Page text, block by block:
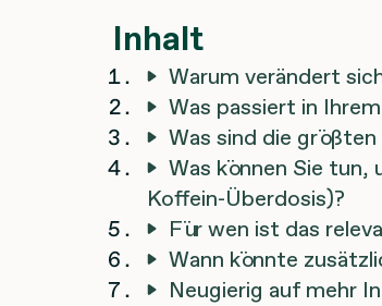
Inhalt
Warum verändert
Was passiert in
Was sind die
Was können Sie tun,
Koffein-Überdosis)?
Für wen ist das
Wann könnte
Neugierig auf mehr